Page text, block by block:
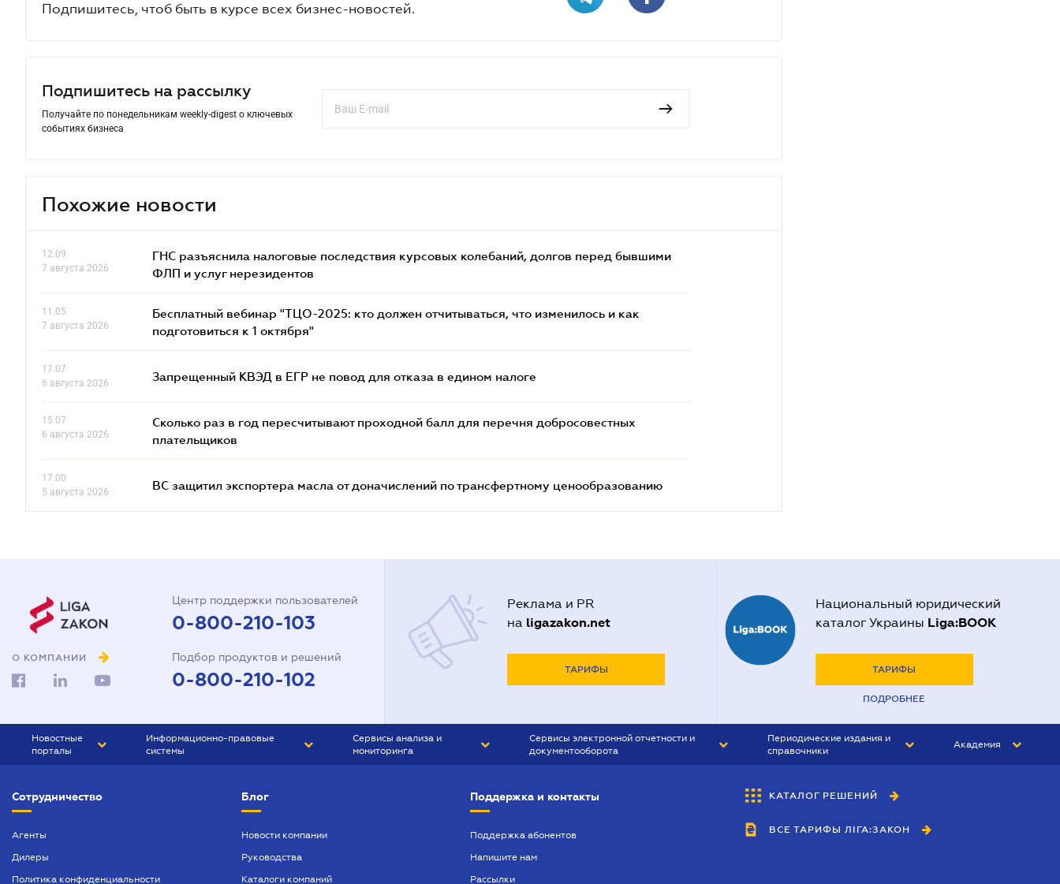
Подпишитесь, чтоб быть в курсе всех бизнес-новостей.
Подпишитесь на рассылку
Получайте по понедельникам weekly-digest о ключевых
событиях бизнеса
Похожие новости
12.09
7 августа 2026
ГНС разъяснила налоговые последствия курсовых колебаний, долгов перед бывшими
ФЛП и услуг нерезидентов
11.05
7 августа 2026
Бесплатный вебинар "ТЦО-2025: кто должен отчитываться, что изменилось и как
подготовиться к 1 октября"
17.07
6 августа 2026
Запрещенный КВЭД в ЕГР не повод для отказа в едином налоге
15.07
6 августа 2026
Сколько раз в год пересчитывают проходной балл для перечня добросовестных
плательщиков
17.00
5 августа 2026
ВС защитил экспортера масла от доначислений по трансфертному ценообразованию
О КОМПАНИИ
Центр поддержки пользователей
0-800-210-103
Подбор продуктов и решений
0-800-210-102
Реклама и PR
на ligazakon.net
ТАРИФЫ
Национальный юридический
каталог Украины Liga:BOOK
ТАРИФЫ
ПОДРОБНЕЕ
Новостные
порталы
БИЗНЕС
Информационно-правовые
системы
БУХГАЛТЕР ПРОФ
Сервисы анализа и
мониторинга
Сервисы электронной отчетности и
документооборота
Периодические издания и
справочники
БУХГАЛТЕР&ЗАКОН
ВЕСТНИК МСФО
Академия
Сотрудничество
Агенты
Дилеры
Политика конфиденциальности
Блог
Новости компании
Руководства
Каталоги компаний
Поддержка и контакты
Поддержка абонентов
Напишите нам
Рассылки
КАТАЛОГ РЕШЕНИЙ
ВСЕ ТАРИФЫ ЛІГА:ЗАКОН